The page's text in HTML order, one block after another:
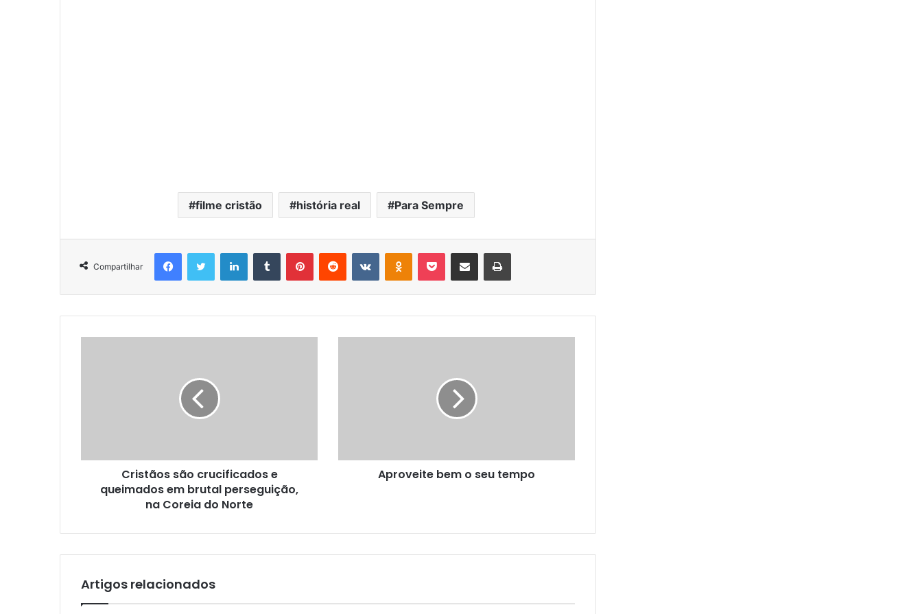
filme cristão história real Para Sempre
Compartilhar
Cristãos são crucificados e
queimados em brutal perseguição,
na Coreia do Norte
Aproveite bem o seu tempo
Artigos relacionados